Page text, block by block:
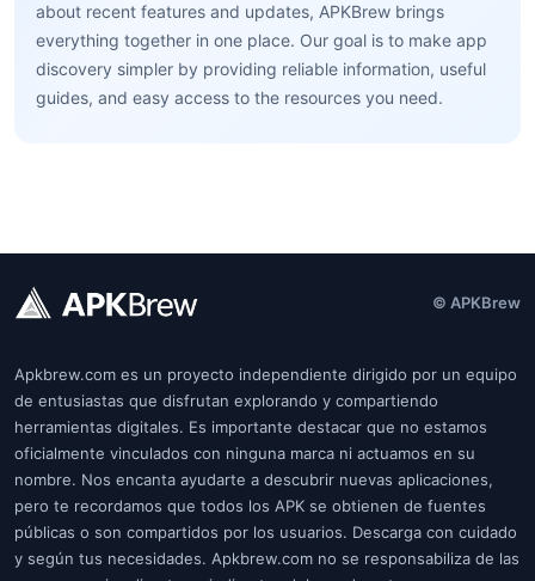
about recent features and updates, APKBrew brings
everything together in one place. Our goal is to make app
discovery simpler by providing reliable information, useful
guides, and easy access to the resources you need.
© APKBrew
Apkbrew.com es un proyecto independiente dirigido por un equipo
de entusiastas que disfrutan explorando y compartiendo
herramientas digitales. Es importante destacar que no estamos
oficialmente vinculados con ninguna marca ni actuamos en su
nombre. Nos encanta ayudarte a descubrir nuevas aplicaciones,
pero te recordamos que todos los APK se obtienen de fuentes
públicas o son compartidos por los usuarios. Descarga con cuidado
y según tus necesidades. Apkbrew.com no se responsabiliza de las